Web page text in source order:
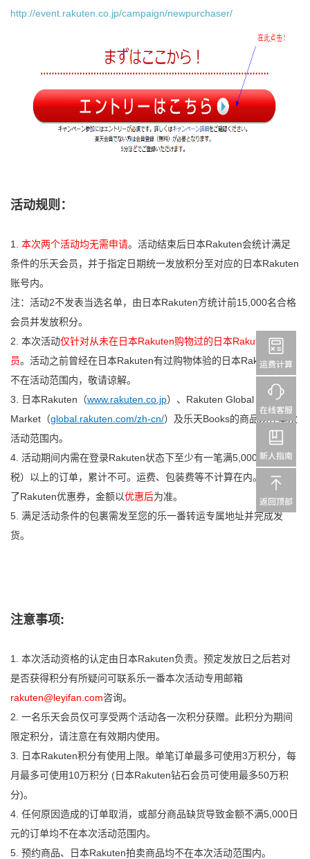
http://event.rakuten.co.jp/campaign/newpurchaser/
活动规则：
1. 本次两个活动均无需申请。活动结束后日本Rakuten会统计满足
条件的乐天会员，并于指定日期统一发放积分至对应的日本Rakuten
账号内。
注：活动2不发表当选名单，由日本Rakuten方统计前15,000名合格
会员并发放积分。
2. 本次活动仅针对从未在日本Rakuten购物过的日本Rakuten新会
员。活动之前曾经在日本Rakuten有过购物体验的日本Rakuten会员
不在活动范围内，敬请谅解。
3. 日本Rakuten（www.rakuten.co.jp）、Rakuten Global
Market（global.rakuten.com/zh-cn/）及乐天Books的商品均在本次
活动范围内。
4. 活动期间内需在登录Rakuten状态下至少有一笔满5,000日元（含
税）以上的订单，累计不可。运费、包装费等不计算在内。若使用
了Rakuten优惠券，金额以优惠后为准。
5. 满足活动条件的包裹需发至您的乐一番转运专属地址并完成发
货。
注意事项:
1. 本次活动资格的认定由日本Rakuten负责。预定发放日之后若对
是否获得积分有所疑问可联系乐一番本次活动专用邮箱
rakuten@leyifan.com咨询。
2. 一名乐天会员仅可享受两个活动各一次积分获赠。此积分为期间
限定积分，请注意在有效期内使用。
3. 日本Rakuten积分有使用上限。单笔订单最多可使用3万积分，每
月最多可使用10万积分 (日本Rakuten钻石会员可使用最多50万积
分)。
4. 任何原因造成的订单取消，或部分商品缺货导致金额不满5,000日
元的订单均不在本次活动范围内。
5. 预约商品、日本Rakuten拍卖商品均不在本次活动范围内。